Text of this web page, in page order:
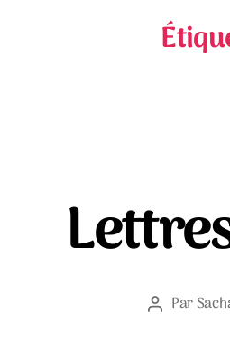
Auteur
Par